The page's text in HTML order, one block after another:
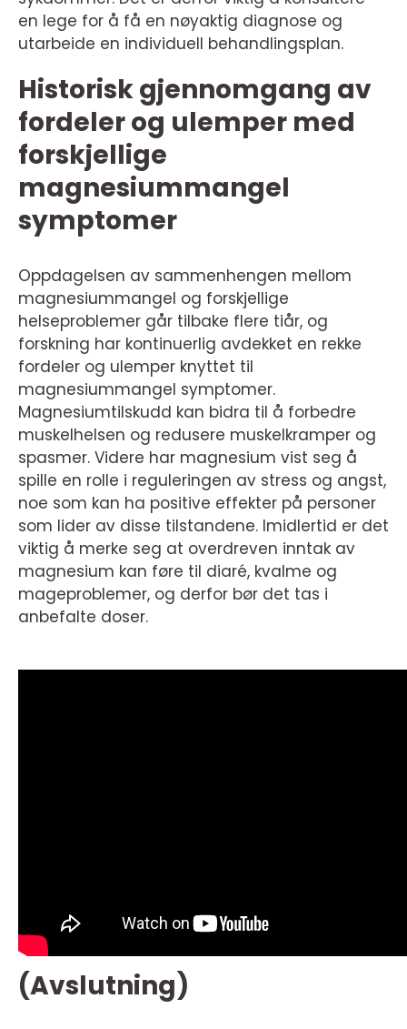
en lege for å få en nøyaktig diagnose og
utarbeide en individuell behandlingsplan.
Historisk gjennomgang av
fordeler og ulemper med
forskjellige
magnesiummangel
symptomer
Oppdagelsen av sammenhengen mellom
magnesiummangel og forskjellige
helseproblemer går tilbake flere tiår, og
forskning har kontinuerlig avdekket en rekke
fordeler og ulemper knyttet til
magnesiummangel symptomer.
Magnesiumtilskudd kan bidra til å forbedre
muskelhelsen og redusere muskelkramper og
spasmer. Videre har magnesium vist seg å
spille en rolle i reguleringen av stress og angst,
noe som kan ha positive effekter på personer
som lider av disse tilstandene. Imidlertid er det
viktig å merke seg at overdreven inntak av
magnesium kan føre til diaré, kvalme og
mageproblemer, og derfor bør det tas i
anbefalte doser.
(Avslutning)